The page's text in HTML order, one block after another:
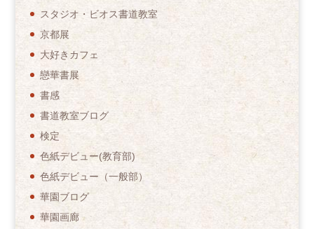
スタジオ・ビオス書道教室
京都展
大好きカフェ
戀華書展
書感
書道教室ブログ
検定
色紙デビュー(教育部)
色紙デビュー（一般部）
華園ブログ
華園画廊